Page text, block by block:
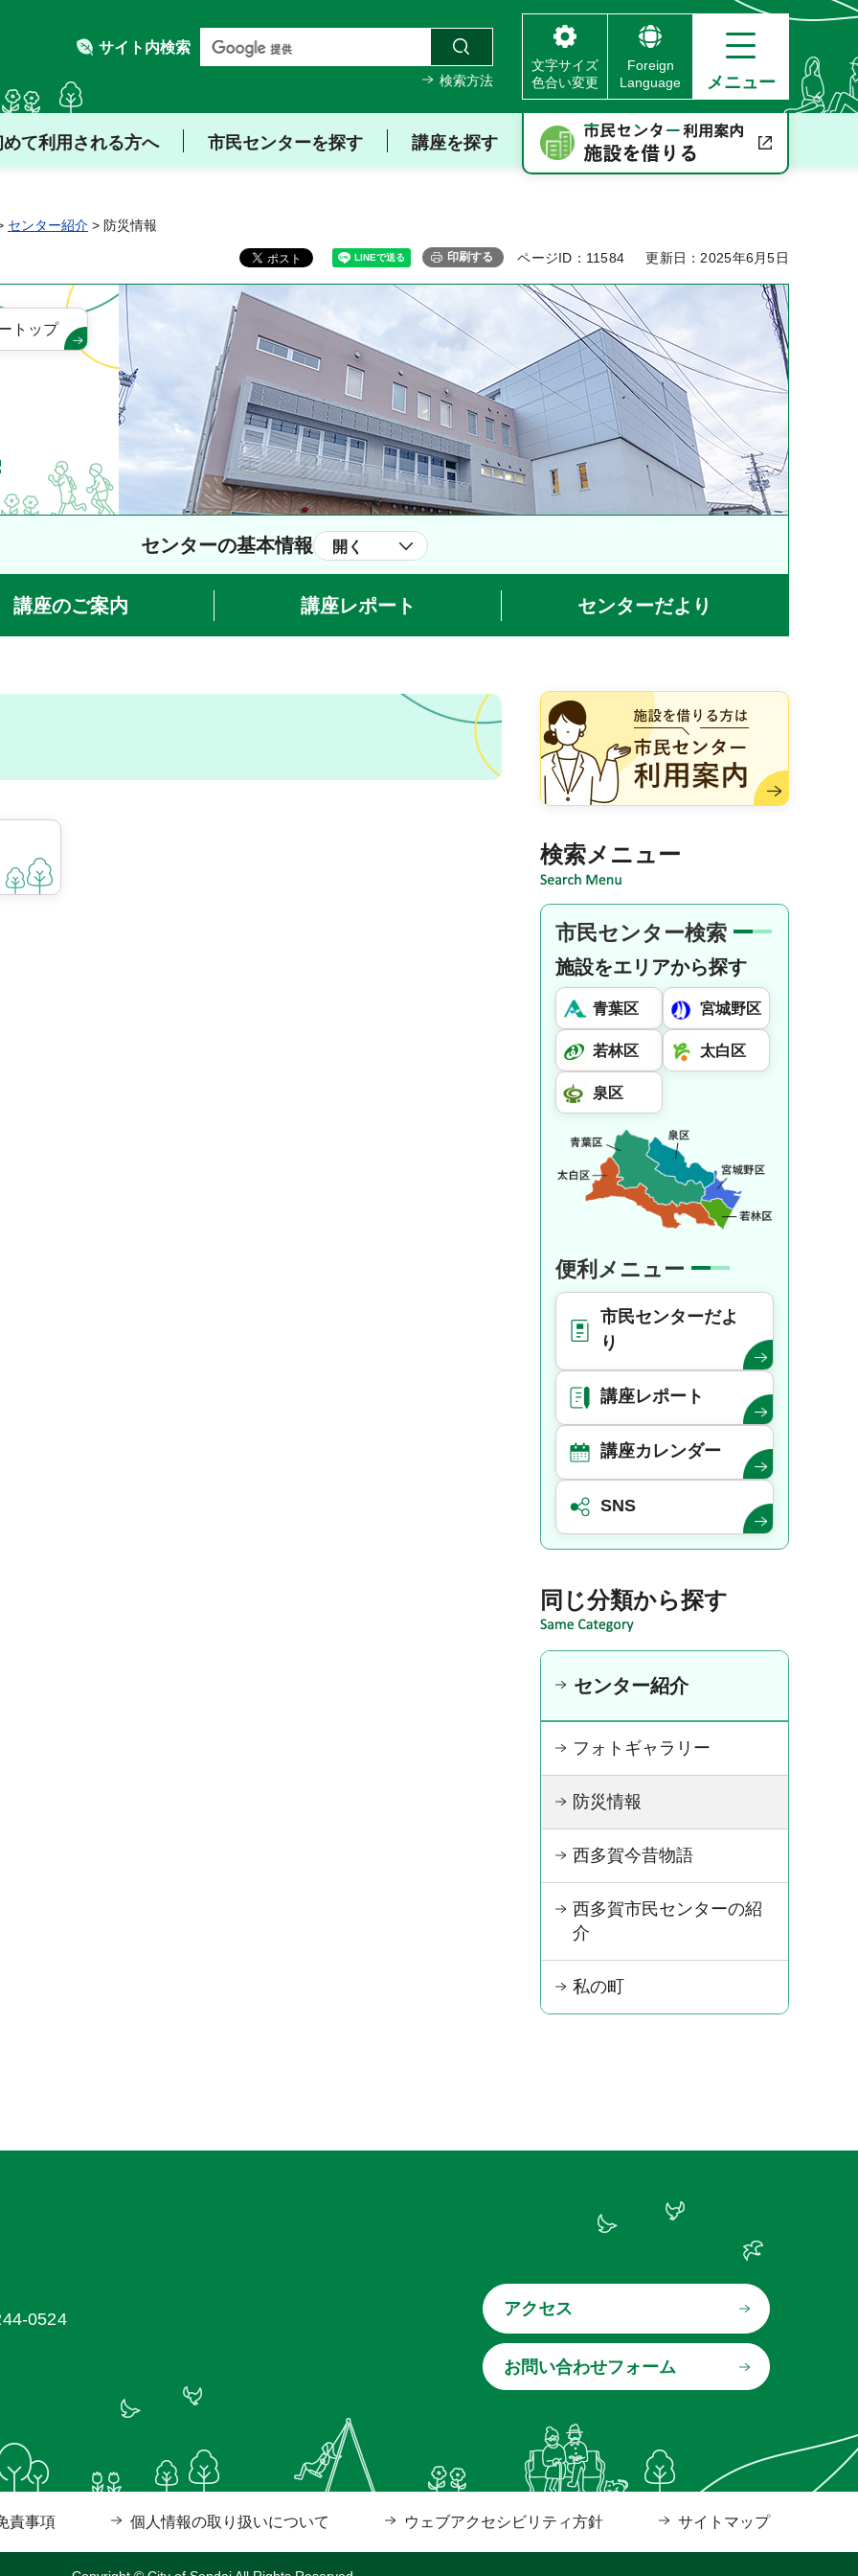
サイト内検索
検索方法
文字サイズ
色合い変更
Foreign
Language
メニュー
めて利用される方へ 市民センターを探す 講座を探す
センター紹介 > 防災情報
印刷する ページID：11584 更新日：2025年6月5日
トップ
センターの基本情報 開く
講座のご案内 講座レポート センターだより
施設を借りる方は市民センター
利用案内
検索メニュー
市民センター検索
施設をエリアから探す
青葉区 宮城野区
若林区 太白区
泉区
便利メニュー
市民センターだよ
り
講座レポート
講座カレンダー
SNS
同じ分類から探す
センター紹介
フォトギャラリー
防災情報
西多賀今昔物語
西多賀市民センターの紹
介
私の町
0524
アクセス
責事項 個人情報の取り扱いについて ウェブアクセシビリティ方針 サイトマップ